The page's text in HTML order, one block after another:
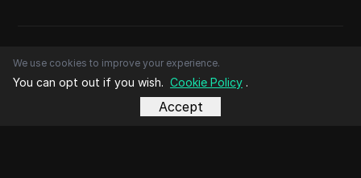
版权所有 ©广州隐客信息科技有限公司
粤ICP备2024304236号
粤公网安备44011302004536
隐私政策
We use cookies to improve your experience.
You can opt out if you wish. Cookie Policy .
Accept